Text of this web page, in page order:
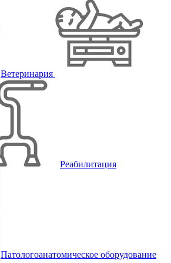
Ветеринария
Реабилитация
Патологоанатомическое оборудование